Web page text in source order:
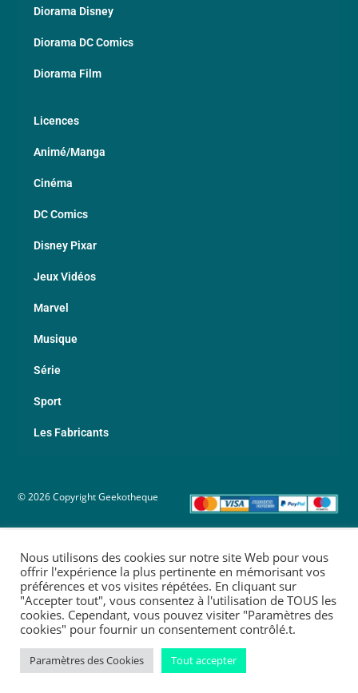
Diorama Disney
Diorama DC Comics
Diorama Film
Licences
Animé/Manga
Cinéma
DC Comics
Disney Pixar
Jeux Vidéos
Marvel
Musique
Série
Sport
Les Fabricants
© 2026 Copyright Geekotheque
Nous utilisons des cookies sur notre site Web pour vous
offrir l'expérience la plus pertinente en mémorisant vos
préférences et vos visites répétées. En cliquant sur
"Accepter tout", vous consentez à l'utilisation de TOUS les
cookies. Cependant, vous pouvez visiter "Paramètres des
cookies" pour fournir un consentement contrôlé.t.
Paramètres des Cookies Tout accepter